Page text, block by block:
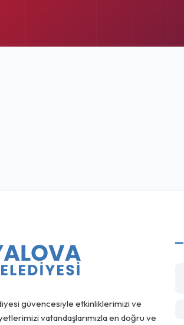
güvencesiyle etkinliklerimizi ve
vatandaşlarımızla en doğru ve